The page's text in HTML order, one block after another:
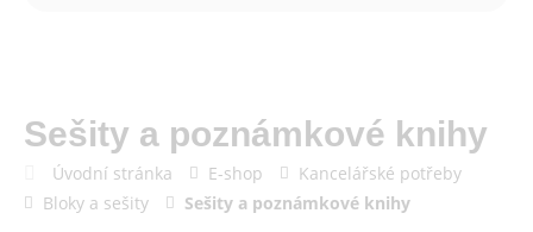
Sešity a poznámkové knihy
Úvodní stránka E-shop
Kancelářské potřeby
Bloky a sešity
Sešity a poznámkové knihy